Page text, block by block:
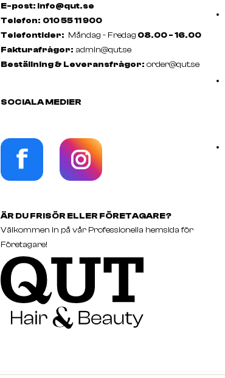
E-post: info@qut.se
Telefon: 010 55 11 900
Telefontider: Måndag - Fredag 08.00 - 16.00
Fakturafrågor: admin@qut.se
Beställning & Leveransfrågor: order@qut.se
SOCIALA MEDIER
ÄR DU FRISÖR ELLER FÖRETAGARE?
Välkommen in på vår Professionella hemsida för
Företagare!